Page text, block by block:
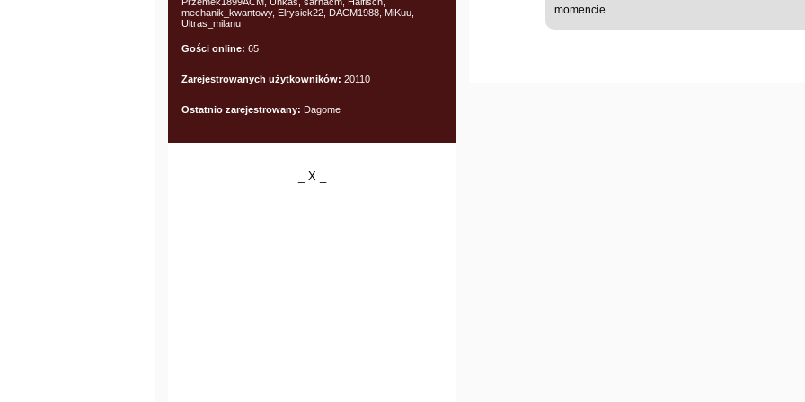
mechanik_kwantowy, Elrysiek22, DACM1988, MiKuu,
Ultras_milanu
Gości online: 65
Zarejestrowanych użytkowników: 20110
Ostatnio zarejestrowany: Dagome
_ X _
momencie.